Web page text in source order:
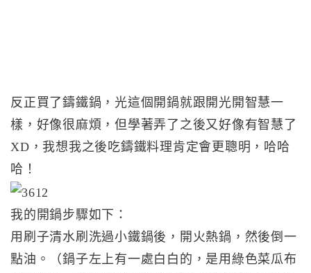
反正買了鑄鐵鍋，光這個開鍋就跟開光開智慧一
樣，好像很麻煩，但學著弄了之後又好像有智慧了
XD，我想我之後吃鑄鐵料理肯定會更聰明，哈哈
哈！
我的開鍋步驟如下：
用刷子清水刷洗過小鐵鍋後，開火熱鍋，然後倒一
點油。（鍋子左上有一處白白的，是用綠色菜瓜布